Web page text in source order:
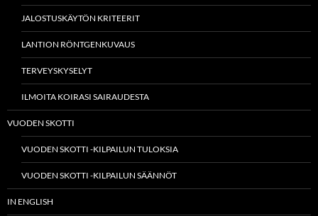
JALOSTUSKÄYTÖN KRITEERIT
LANTION RÖNTGENKUVAUS
TERVEYSKYSELYT
ILMOITA KOIRASI SAIRAUDESTA
VUODEN SKOTTI
VUODEN SKOTTI -KILPAILUN TULOKSIA
VUODEN SKOTTI -KILPAILUN SÄÄNNÖT
IN ENGLISH